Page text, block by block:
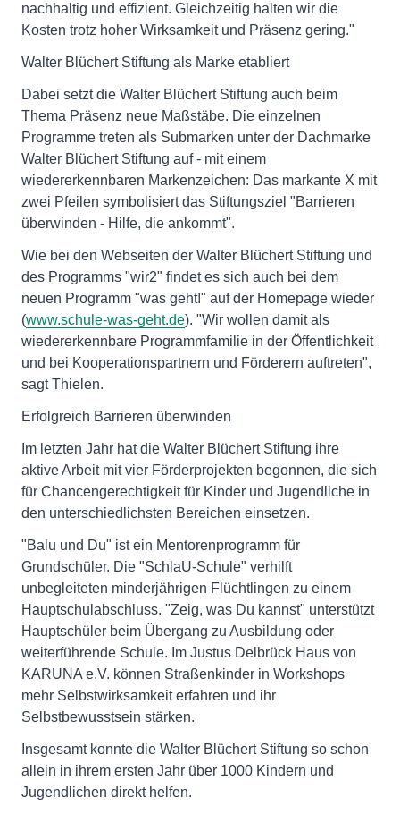
nachhaltig und effizient. Gleichzeitig halten wir die
Kosten trotz hoher Wirksamkeit und Präsenz gering."
Walter Blüchert Stiftung als Marke etabliert
Dabei setzt die Walter Blüchert Stiftung auch beim
Thema Präsenz neue Maßstäbe. Die einzelnen
Programme treten als Submarken unter der Dachmarke
Walter Blüchert Stiftung auf - mit einem
wiedererkennbaren Markenzeichen: Das markante X mit
zwei Pfeilen symbolisiert das Stiftungsziel "Barrieren
überwinden - Hilfe, die ankommt".
Wie bei den Webseiten der Walter Blüchert Stiftung und
des Programms "wir2" findet es sich auch bei dem
neuen Programm "was geht!" auf der Homepage wieder
(www.schule-was-geht.de). "Wir wollen damit als
wiedererkennbare Programmfamilie in der Öffentlichkeit
und bei Kooperationspartnern und Förderern auftreten",
sagt Thielen.
Erfolgreich Barrieren überwinden
Im letzten Jahr hat die Walter Blüchert Stiftung ihre
aktive Arbeit mit vier Förderprojekten begonnen, die sich
für Chancengerechtigkeit für Kinder und Jugendliche in
den unterschiedlichsten Bereichen einsetzen.
"Balu und Du" ist ein Mentorenprogramm für
Grundschüler. Die "SchlaU-Schule" verhilft
unbegleiteten minderjährigen Flüchtlingen zu einem
Hauptschulabschluss. "Zeig, was Du kannst" unterstützt
Hauptschüler beim Übergang zu Ausbildung oder
weiterführende Schule. Im Justus Delbrück Haus von
KARUNA e.V. können Straßenkinder in Workshops
mehr Selbstwirksamkeit erfahren und ihr
Selbstbewusstsein stärken.
Insgesamt konnte die Walter Blüchert Stiftung so schon
allein in ihrem ersten Jahr über 1000 Kindern und
Jugendlichen direkt helfen.